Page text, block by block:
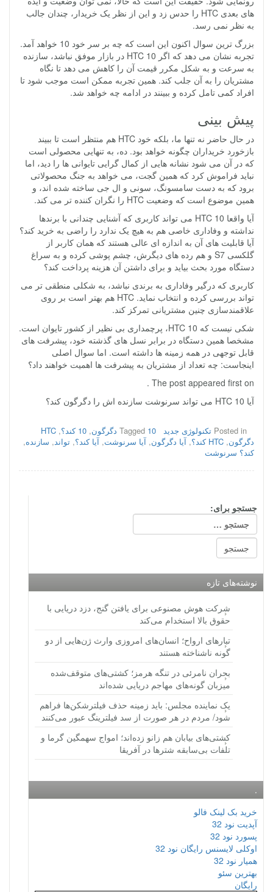
های بعدی HTC را حدس زد و این از نظر یک خریدار، چندان جالب
به نظر نمی رسد.
بزرگ ترین سوال اکنون این است که چه بر سر خود 10 خواهد آمد.
تجربه نشان می دهد که اگر HTC 10 در بازار موفق نباشد، سازنده
به سرعت و به شکل مکرر قیمت آن را کاهش می دهد تا نگاه
مشتریان را به آن جلب کند. همین تجربه ممکن است موجب شود تا
افراد کمی تامل کرده و ببینند در ادامه چه خواهد شد.
پیش بینی
در حال حاضر نه تنها ما، بلکه خود HTC هم منتظر است تا ببیند
بازخورد خریداران چگونه خواهد بود. ده، به تنهایی محصولی است
که در آن می شود نشانه هایی از کمال گرایی تایوانی ها را دید، اما
نباید فراموش کرد که همین گجت، می خواهد به جنگ محصولاتی
برود که به دست سامسونگ، سونی و ال جی ساخته شده اند، و
همین موضوع است که وضعیت HTC را نگران کننده تر می کند.
آیا واقعا HTC 10 می تواند کاربری که آشنایی چندانی با برندها
نداشته و وفاداری خاصی هم به هیچ یک ندارد را راضی به خرید کند؟
آیا قابلیت های آن به اندازه ای عالی هستند که همان کاربر از
گلکسی S7 و هم رده های دیگرش، چشم پوشی کرده و به سراغ
دستگاه مورد بحث بیاید و برای داشتن آن هزینه پرداخت کند؟
کاربری که درگیر وفاداری به برندی نباشد، به شکلی منطقی تر می
تواند بررسی کرده و انتخاب نماید. HTC هم بهتر است بر روی
علاقمندسازی چنین مشتریانی تمرکز کند.
شکی نیست که HTC 10، پرچمداری بی نظیر از کشور تایوان است.
مشخصا همین دستگاه در برابر نسل های گذشته خود، پیشرفت های
قابل توجهی در همه زمینه ها داشته است. اما سوال اصلی
اینجاست: چه تعداد از مشتریان به پیشرفت ها اهمیت خواهند داد؟
The post appeared first on .
آیا HTC 10 می تواند سرنوشت سازنده اش را دگرگون کند؟
Posted in تکنولوژی جدید Tagged 10 دگرگون , 10 کند؟ ,
HTC
دگرگون, HTC کند؟ , آیا دگرگون, آیا سرنوشت, آیا کند؟, تواند, سازنده,
کند؟ سرنوشت
جستجو برای:
نوشته‌های تازه
شرکت هوش مصنوعی برای یافتن گنج، دزد دریایی با
حقوق بالا استخدام می‌کند
تبارهای ارواح؛ انسان‌های امروزی وارث ژن‌هایی از دو
گونه ناشناخته هستند
بحران نامرئی در تنگه هرمز؛ کشتی‌های متوقف‌شده
میزبان گونه‌های مهاجم دریایی شده‌اند
یک نماینده مجلس: باید زمینه حذف فیلترشکن‌ها فراهم
شود/ مردم در هر صورت از سد فیلترینگ عبور می‌کنند
کشتی‌های بیابان هم زانو زده‌اند؛ امواج سهمگین گرما و
تلفات بی‌سابقه شترها در آفریقا
.
خرید بک لینک فالو
آپدیت نود 32
پسورد نود 32
اوکلی لایسنس رایگان نود 32
همیار نود 32
بهترین سئو
رایگان